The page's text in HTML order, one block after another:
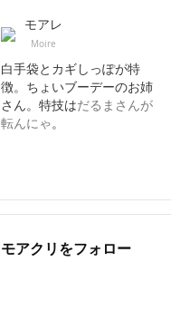
モアレ
Moire
白手袋とカギしっぽが特
徴。ちょいブーデーのお姉
さん。特技はだるまさんが
転んにゃ。
モアクリをフォロー